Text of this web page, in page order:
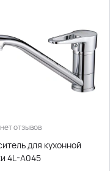
нет отзывов
для кухонной
4L-A045